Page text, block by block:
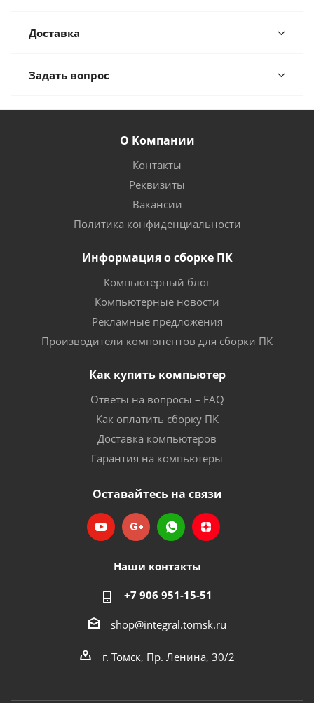
Доставка
Задать вопрос
О Компании
Контакты
Реквизиты
Вакансии
Политика конфиденциальности
Информация о сборке ПК
Компьютерный блог
Компьютерные новости
Рекламные предложения
Производители компонентов для сборки ПК
Как купить компьютер
Ответы на вопросы – FAQ
Как оплатить сборку ПК
Доставка компьютеров
Гарантия на компьютеры
Оставайтесь на связи
Наши контакты
+7 906 951-15-51
shop@integral.tomsk.ru
г. Томск, Пр. Ленина, 30/2